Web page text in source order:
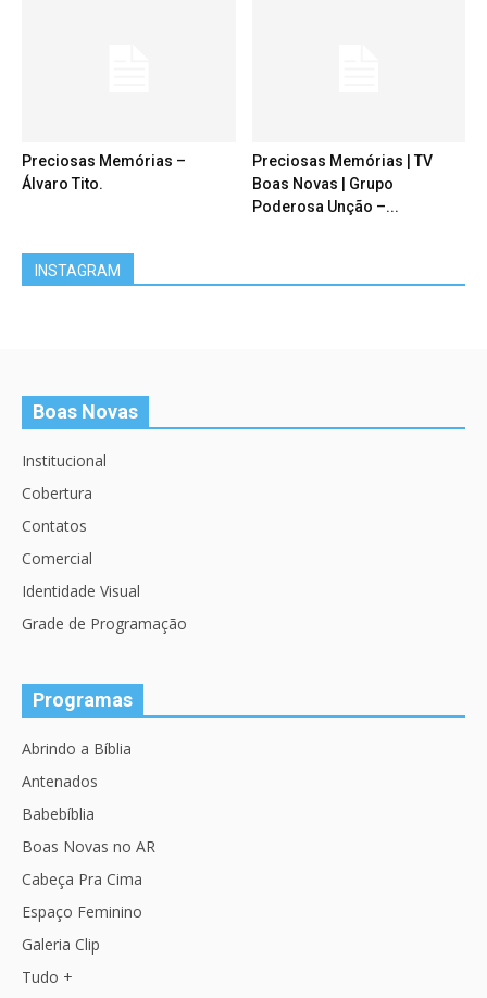
Preciosas Memórias –
Álvaro Tito.
Preciosas Memórias | TV
Boas Novas | Grupo
Poderosa Unção –...
INSTAGRAM
Boas Novas
Institucional
Cobertura
Contatos
Comercial
Identidade Visual
Grade de Programação
Programas
Abrindo a Bíblia
Antenados
Babebíblia
Boas Novas no AR
Cabeça Pra Cima
Espaço Feminino
Galeria Clip
Tudo +